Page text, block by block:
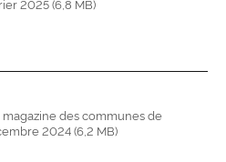
2025 (6,8 MB)
magazine des communes de
2024 (6,2 MB)